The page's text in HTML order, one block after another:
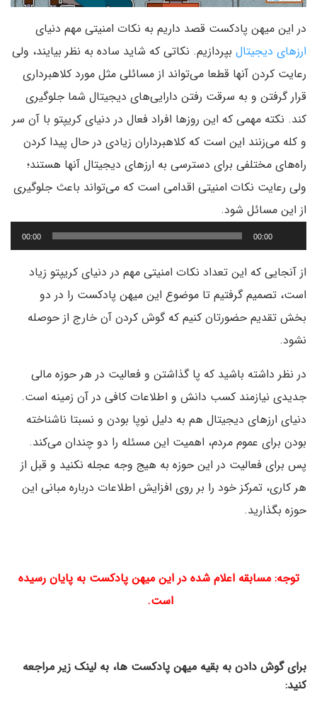
در این میهن پادکست قصد داریم به نکات امنیتی مهم دنیای
ارزهای دیجیتال بپردازیم. نکاتی که شاید ساده به نظر بیایند، ولی
رعایت کردن آنها قطعا می‌تواند از مسائلی مثل مورد کلاهبرداری
قرار گرفتن و به سرقت رفتن دارایی‌های دیجیتال شما جلوگیری
کند. نکته مهمی که این روزها افراد فعال در دنیای کریپتو با آن سر
و کله می‌زنند این است که کلاهبرداران زیادی در حال پیدا کردن
راه‌های مختلفی برای دسترسی به ارزهای دیجیتال آنها هستند؛
ولی رعایت نکات امنیتی اقدامی است که می‌تواند باعث جلوگیری
از این مسائل شود.
صوت
00:00
00:00
از آنجایی که این تعداد نکات امنیتی مهم در دنیای کریپتو زیاد
است، تصمیم گرفتیم تا موضوع این میهن پادکست را در دو
بخش تقدیم حضورتان کنیم که گوش کردن آن خارج از حوصله
نشود.
در نظر داشته باشید که پا گذاشتن و فعالیت در هر حوزه مالی
جدیدی نیازمند کسب دانش و اطلاعات کافی در آن زمینه است.
دنیای ارزهای دیجیتال هم به دلیل نوپا بودن و نسبتا ناشناخته
بودن برای عموم مردم، اهمیت این مسئله را دو چندان می‌کند.
پس برای فعالیت در این حوزه به هیج وجه عجله نکنید و قبل از
هر کاری، تمرکز خود را بر روی افزایش اطلاعات درباره مبانی این
حوزه بگذارید.
توجه: مسابقه اعلام شده در این میهن پادکست به پایان رسیده
است.
برای گوش دادن به بقیه میهن پادکست ها، به لینک زیر مراجعه
کنید: